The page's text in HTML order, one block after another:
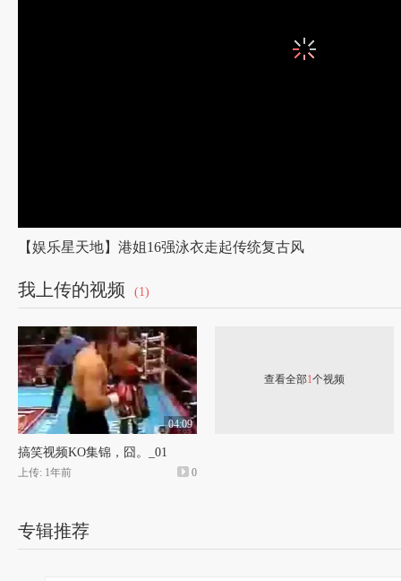
【娱乐星天地】港姐16强泳衣走起传统复古风
我上传的视频 (1)
04:09
搞笑视频KO集锦，囧。_01
上传: 1年前 0
查看全部1个视频
专辑推荐